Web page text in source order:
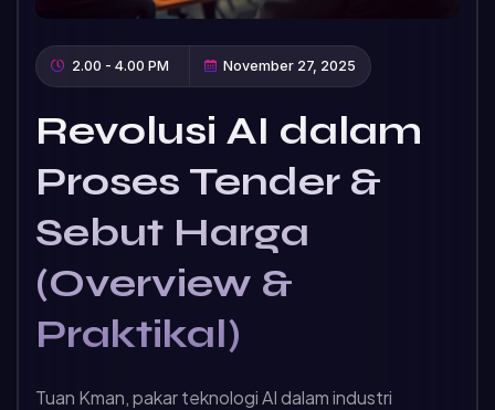
2.00 - 4.00 PM November 27, 2025
Revolusi AI dalam
Proses Tender &
Sebut Harga
(Overview &
Praktikal)
Tuan Kman, pakar teknologi AI dalam industri